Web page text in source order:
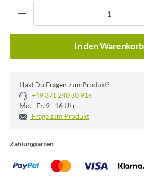
In den Warenkorb
Hast Du Fragen zum Produkt?
+49 371 240 80 916
Mo. - Fr. 9 - 16 Uhr
Frage zum Produkt
Zahlungsarten